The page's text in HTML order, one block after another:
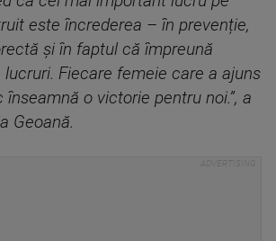
este încrederea – în prevenție,
și în faptul că împreună
Fiecare femeie care a ajuns
o victorie pentru noi.”, a
Geoană.